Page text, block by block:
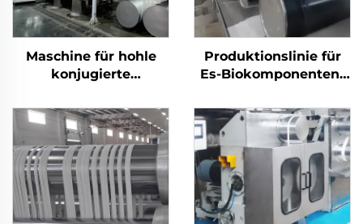
Maschine für hohle
konjugierte
Polyester-Stapelfasern
Produktionslinie für
Es-Biokomponenten-